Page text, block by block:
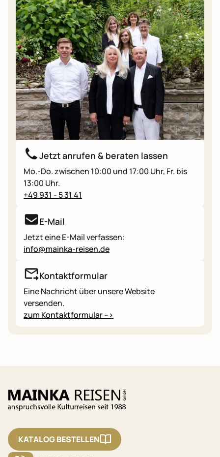
Jetzt anrufen & beraten lassen
Mo.-Do. zwischen 10:00 und 17:00 Uhr, Fr. bis
13:00 Uhr.
+49 931 - 5 31 41
E-Mail
Jetzt eine E-Mail verfassen:
info@mainka-reisen.de
Kontaktformular
Eine Nachricht über unsere Website
versenden.
zum Kontaktformular -->
KATALOG BESTELLEN